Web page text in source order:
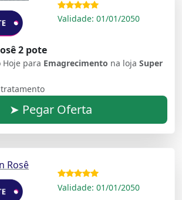
Validade: 01/01/2050
2 pote
Hoje para Emagrecimento na loja Super
tratamento
➤ Pegar Oferta
Rosê
Validade: 01/01/2050